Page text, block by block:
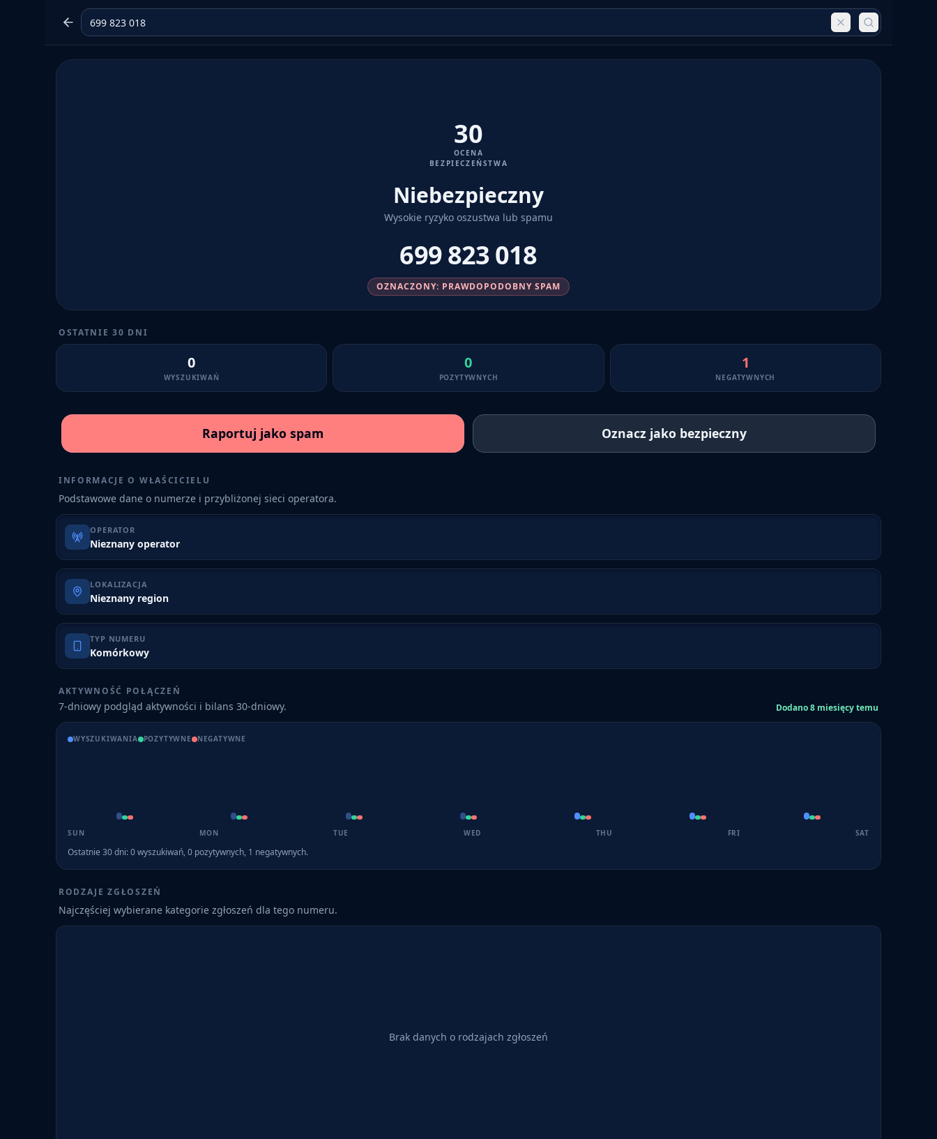
30
OCENA
BEZPIECZEŃSTWA
Niebezpieczny
Wysokie ryzyko oszustwa lub spamu
699 823 018
OZNACZONY: PRAWDOPODOBNY SPAM
OSTATNIE 30 DNI
0
WYSZUKIWAŃ
0
POZYTYWNYCH
1
NEGATYWNYCH
Raportuj jako spam Oznacz jako bezpieczny
INFORMACJE O WŁAŚCICIELU
Podstawowe dane o numerze i przybliżonej sieci operatora.
OPERATOR
Nieznany operator
LOKALIZACJA
Nieznany region
TYP NUMERU
Komórkowy
AKTYWNOŚĆ POŁĄCZEŃ
7-dniowy podgląd aktywności i bilans 30-dniowy. Dodano 8 miesięcy temu
WYSZUKIWANIA POZYTYWNE NEGATYWNE
SUN MON TUE WED THU FRI SAT
Ostatnie 30 dni:0wyszukiwań,0 pozytywnych, 1 negatywnych.
RODZAJE ZGŁOSZEŃ
Najczęściej wybierane kategorie zgłoszeń dla tego numeru.
Brak danych o rodzajach zgłoszeń